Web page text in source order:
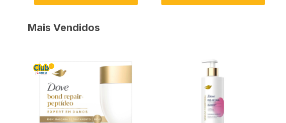
Mais Vendidos